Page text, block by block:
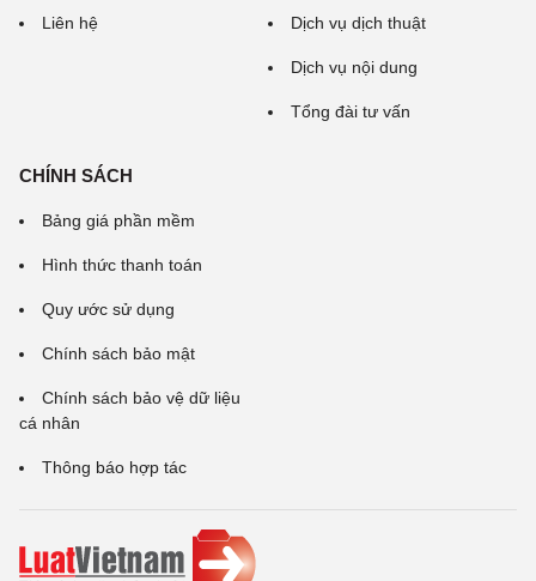
Liên hệ Dịch vụ dịch thuật
Dịch vụ nội dung
Tổng đài tư vấn
CHÍNH SÁCH
Bảng giá phần mềm
Hình thức thanh toán
Quy ước sử dụng
Chính sách bảo mật
Chính sách bảo vệ dữ liệu
cá nhân
Thông báo hợp tác